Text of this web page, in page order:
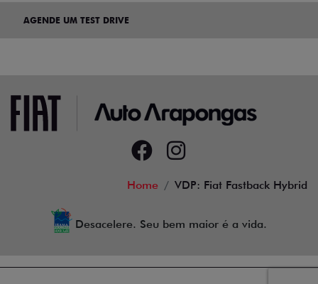
INSTITUCIONAL
Home VDP: Fiat Fastback Hybrid